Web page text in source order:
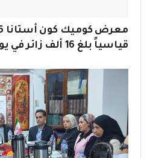
قياسياً بلغ 16 ألف زائر في يوم الافتتاح